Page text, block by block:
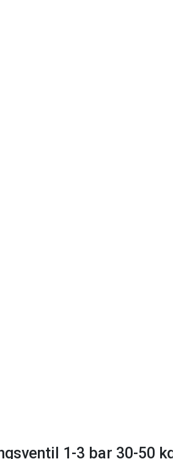
1-3 bar 30-50